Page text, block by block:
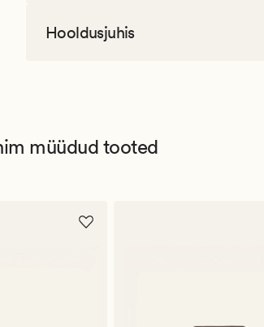
Hooldusjuhis
müüdud tooted